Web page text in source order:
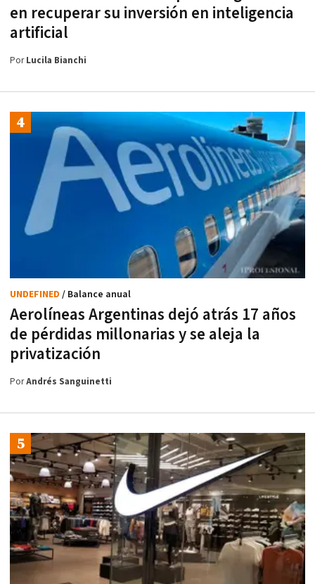
en recuperar su inversión en inteligencia
artificial
PorLucila Bianchi
Aerolíneas Argentinas dejó atrás 17 años
de pérdidas millonarias y se aleja la
privatización
UNDEFINED / Balance anual
PorAndrés Sanguinetti